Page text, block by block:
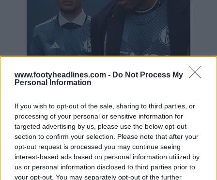
www.footyheadlines.com - Do Not Process My
Personal Information
If you wish to opt-out of the sale, sharing to third parties, or
processing of your personal or sensitive information for
targeted advertising by us, please use the below opt-out
section to confirm your selection. Please note that after your
opt-out request is processed you may continue seeing
interest-based ads based on personal information utilized by
us or personal information disclosed to third parties prior to
your opt-out. You may separately opt-out of the further